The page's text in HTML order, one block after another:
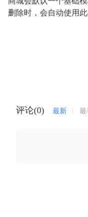
删除时，会自动使用
评论(0) 最新 最